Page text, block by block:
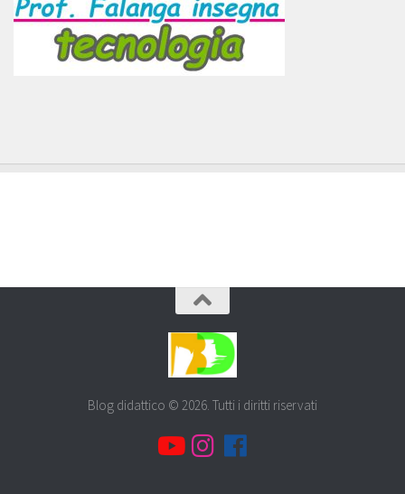
Blog didattico © 2026. Tutti i diritti riservati